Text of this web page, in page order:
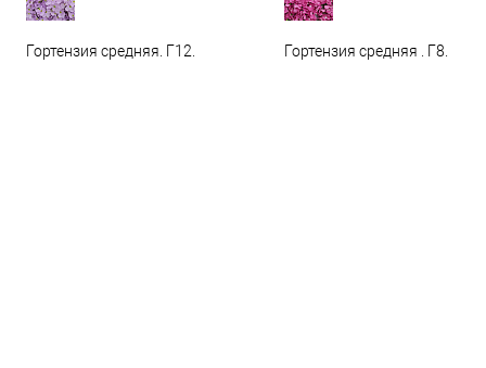
Гортензия средняя. Г12. Гортензия средняя . Г8.